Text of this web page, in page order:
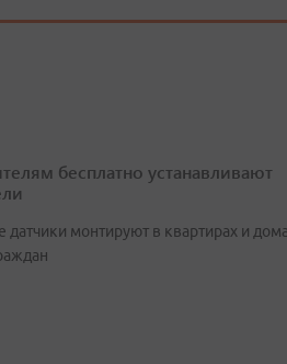
бесплатно устанавливают
монтируют в квартирах и